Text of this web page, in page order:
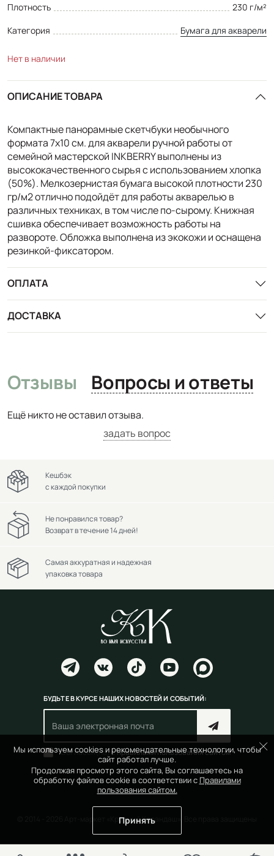
Плотность
230 г/м²
Категория
Бумага для акварели
Нет в наличии
ОПИСАНИЕ ТОВАРА
Компактные панорамные скетчбуки необычного
формата 7х10 см. для акварели ручной работы от
семейной мастерской INKBERRY выполнены из
высококачественного сырья с использованием хлопка
(50%). Мелкозернистая бумага высокой плотности 230
гр/м2 отлично подойдёт для работы акварелью в
различных техниках, в том числе по-сырому. Книжная
сшивка обеспечивает возможность работы на
развороте. Обложка выполнена из экокожи и оснащена
резинкой-фиксатором.
ОПЛАТА
ДОСТАВКА
Отзывы Вопросы и ответы
Ещё никто не оставил отзыва.
задать вопрос
Мы используем cookies и рекомендательные технологии, чтобы
сайт работал лучше.
Продолжая просмотр этого сайта, Вы соглашаетесь на
обработку файлов cookie в соответствии с Правилами
пользования сайтом.
Принять
Кешбэк
с каждой покупки
Не понравился товар?
Возврат в течение 14 дней!
Самая аккуратная и надежная
упаковка товара
БУДЬТЕ В КУРСЕ НАШИХ НОВОСТЕЙ И СОБЫТИЙ:
Согласен(на) справилами пользования сайтом
© 2014 - 2026 Арт-маркет «Красный Карандаш». Все права защищены